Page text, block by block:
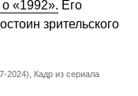
о «1992». Его
зрительского
2024), Кадр из сериала